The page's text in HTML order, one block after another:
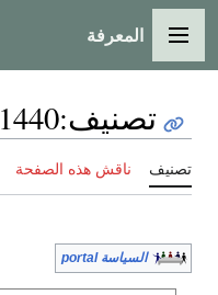
القائمة الرئيسية
المعرفة
تصنيف:1440 في السياسة
تصنيف ناقش هذه الصفحة
السياسة portal